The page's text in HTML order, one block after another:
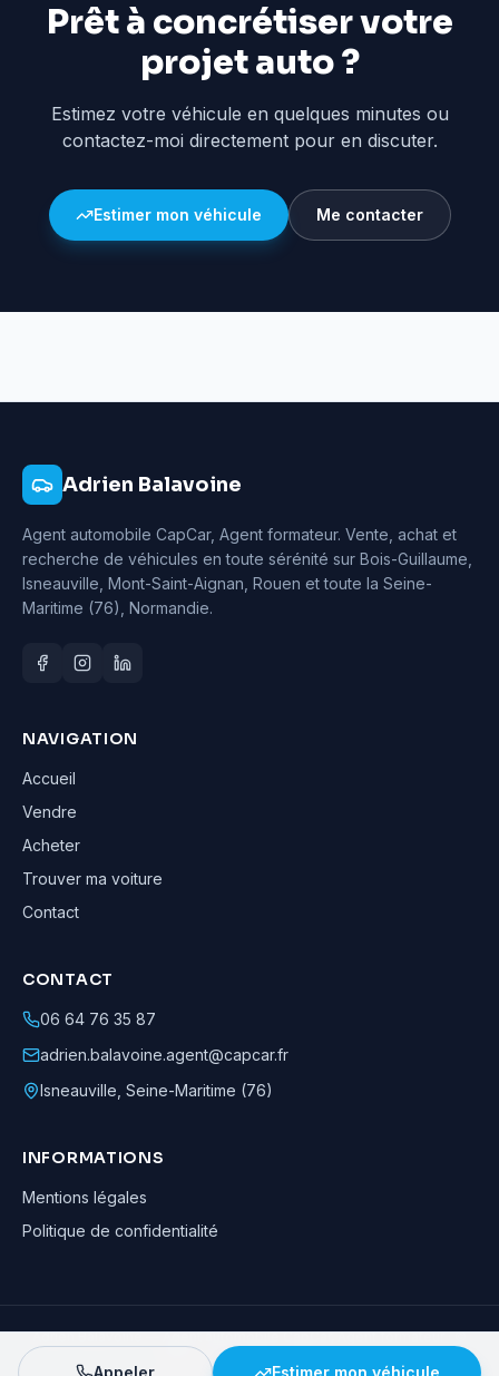
Prêt à concrétiser votre
projet auto ?
Estimez votre véhicule en quelques minutes ou
contactez-moi directement pour en discuter.
Estimer mon véhicule Me contacter
Adrien Balavoine
Agent automobile CapCar, Agent formateur. Vente, achat et
recherche de véhicules en toute sérénité sur Bois-Guillaume,
Isneauville, Mont-Saint-Aignan, Rouen et toute la Seine-
Maritime (76), Normandie.
NAVIGATION
Accueil
Vendre
Acheter
Trouver ma voiture
Contact
CONTACT
06 64 76 35 87
adrien.balavoine.agent@capcar.fr
Isneauville Seine-Maritime (76)
INFORMATIONS
Mentions légales
Politique de confidentialité
Adrien Balavoine—Agent automobile CapCar, Agent formateur· ©
· Tous droits réservés
Appeler Estimer mon véhicule